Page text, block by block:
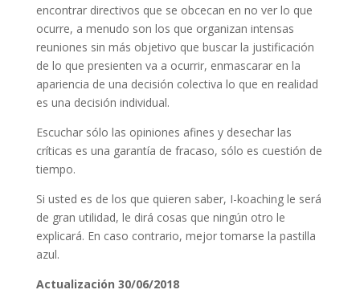
encontrar directivos que se obcecan en no ver lo que
ocurre, a menudo son los que organizan intensas
reuniones sin más objetivo que buscar la justificación
de lo que presienten va a ocurrir, enmascarar en la
apariencia de una decisión colectiva lo que en realidad
es una decisión individual.
Escuchar sólo las opiniones afines y desechar las
críticas es una garantía de fracaso, sólo es cuestión de
tiempo.
Si usted es de los que quieren saber, I-koaching le será
de gran utilidad, le dirá cosas que ningún otro le
explicará. En caso contrario, mejor tomarse la pastilla
azul.
Actualización 30/06/2018